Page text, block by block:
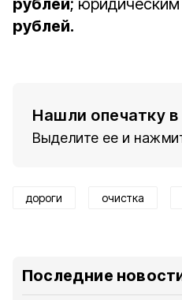
рублей; юридическим
рублей.
Нашли опечатку в
Выделите ее и
дороги очистка
Последние